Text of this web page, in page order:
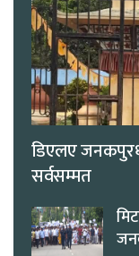
डिएलए
सर्वसम्मत